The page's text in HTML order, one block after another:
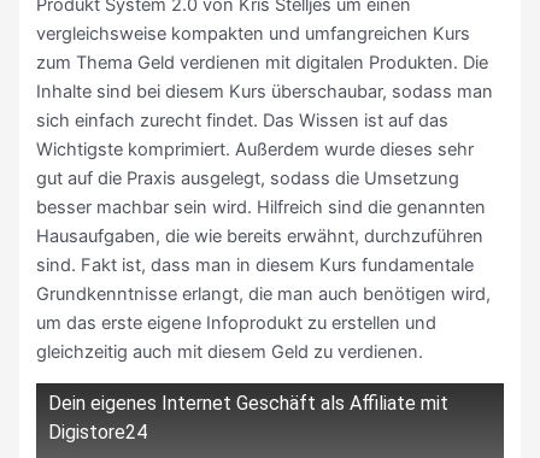
Produkt System 2.0 von Kris Stelljes um einen
vergleichsweise kompakten und umfangreichen Kurs
zum Thema Geld verdienen mit digitalen Produkten. Die
Inhalte sind bei diesem Kurs überschaubar, sodass man
sich einfach zurecht findet. Das Wissen ist auf das
Wichtigste komprimiert. Außerdem wurde dieses sehr
gut auf die Praxis ausgelegt, sodass die Umsetzung
besser machbar sein wird. Hilfreich sind die genannten
Hausaufgaben, die wie bereits erwähnt, durchzuführen
sind. Fakt ist, dass man in diesem Kurs fundamentale
Grundkenntnisse erlangt, die man auch benötigen wird,
um das erste eigene Infoprodukt zu erstellen und
gleichzeitig auch mit diesem Geld zu verdienen.
Dein eigenes Internet Geschäft als Affiliate mit
Digistore24